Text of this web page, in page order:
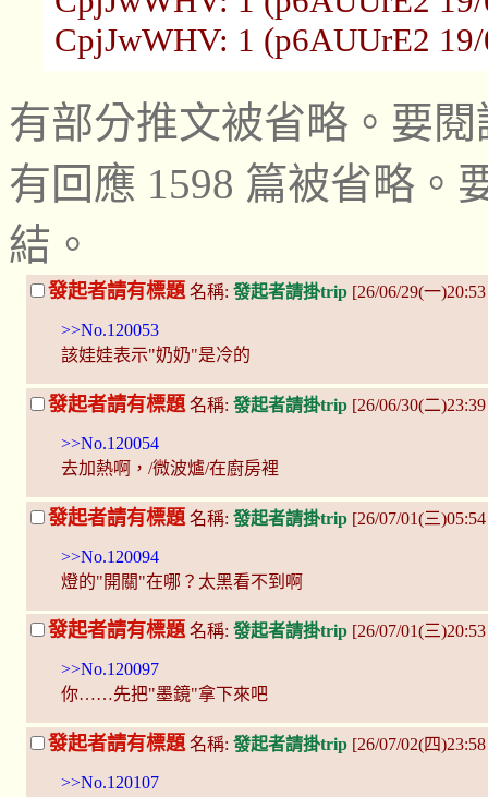
CpjJwWHV: 1 (p6AUUrE2
有部分推文被省略。要
有回應 1598 篇被省略。
結。
發起者請有標題 名稱: 發起者請掛trip [26/06/29(一
>>No.120053
該娃娃表示"奶奶"是冷的
發起者請有標題 名稱: 發起者請掛trip [26/06/30(二
>>No.120054
去加熱啊，/微波爐/在廚房裡
發起者請有標題 名稱: 發起者請掛trip [26/07/01(三
>>No.120094
燈的"開關"在哪？太黑看不到啊
發起者請有標題名稱: 發起者請掛trip [26/07/01(三
>>No.120097
你……先把"墨鏡"拿下來吧
發起者請有標題 名稱: 發起者請掛trip [26/07/02(四
>>No.120107